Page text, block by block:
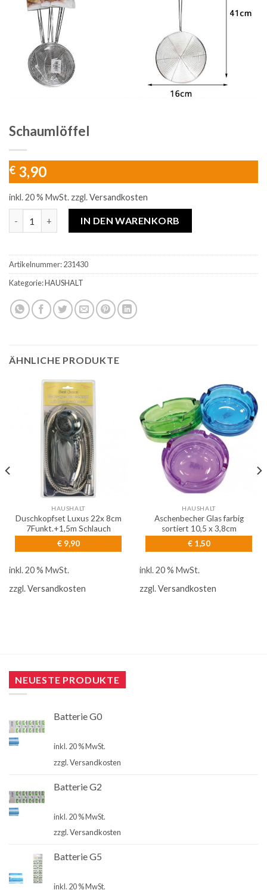
Schaumlöffel
€ 3,90
inkl. 20 % MwSt. zzgl.Versandkosten
IN DEN WARENKORB
Artikelnummer:231430
Kategorie:HAUSHALT
ÄHNLICHE PRODUKTE
HAUSHALT
Duschkopfset Luxus 22x 8cm
7Funkt.+1,5m Schlauch
€9,90
inkl. 20 % MwSt.
zzgl.Versandkosten
HAUSHALT
Aschenbecher Glas farbig
sortiert 10,5 x 3,8cm
€1,50
inkl. 20 % MwSt.
zzgl.Versandkosten
NEUESTE PRODUKTE
Batterie G0
inkl. 20 % MwSt.
zzgl.Versandkosten
Batterie G2
inkl. 20 % MwSt.
zzgl.Versandkosten
Batterie G5
inkl. 20 % MwSt.